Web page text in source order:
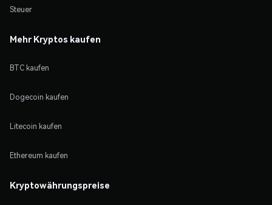
Steuer
Mehr Kryptos kaufen
BTC kaufen
Dogecoin kaufen
Litecoin kaufen
Ethereum kaufen
Kryptowährungspreise